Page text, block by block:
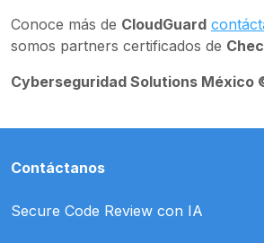
Conoce más de CloudGuard
somos partners certificados de
Cyberseguridad Solutions México
Contáctanos
Secure Code Review con IA